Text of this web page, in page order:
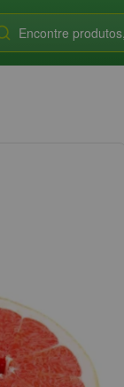
Encontre